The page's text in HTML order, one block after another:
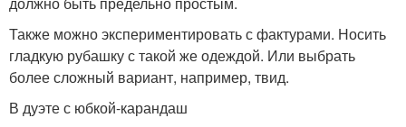
Также можно экспериментировать с фактурами. Носить
гладкую рубашку с такой же одеждой. Или выбрать
более сложный вариант, например, твид.
В дуэте с юбкой-карандаш